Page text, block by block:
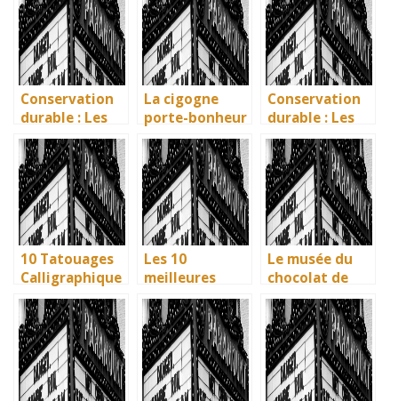
vins
vivante des
artisans
basques
influence dans
la littérature
enfantine
Conservation
durable : Les
nouvelles
méthodes
écologiques du
British
Museum
La cigogne
porte-bonheur
: que dit la
légende ? Son
influence dans
la littérature
enfantine
Conservation
durable : Les
nouvelles
méthodes
écologiques du
British
Museum
10 Tatouages
Calligraphique
s : Citations et
Phrases
Uniques pour
immortaliser
vos amitiés
Les 10
meilleures
villes d’Italie à
visiter en 2025
: Ravenne, la
ville aux huit
monuments
UNESCO
Le musée du
chocolat de
Bayonne : la
mémoire
vivante des
artisans
basques